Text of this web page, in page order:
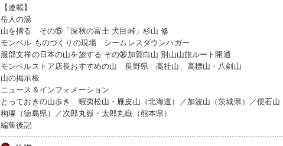
【連載】
岳人の湯
山を摺る その⑮「深秋の富士 犬目峠」杉山 修
モンベル ものづくりの現場 シームレスダウンハガー
服部文祥の日本の山を旅する その㊱加賀白山 別山山旅ルート開通
モンベルストア店長おすすめの山 長野県 高社山、高標山・八剣山
山の掲示板
ニュース＆インフォメーション
とっておきの山歩き 蝦夷松山・雁皮山（北海道）／加波山（茨城県）／便石山
狗塚（徳島県）／次郎丸嶽・太郎丸嶽（熊本県）
編集後記